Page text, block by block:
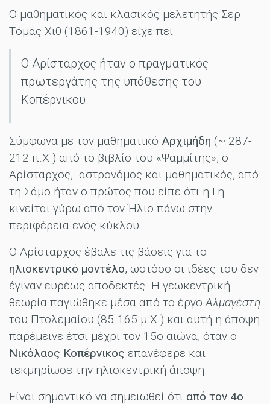
Ο μαθηματικός και κλασικός μελετητής Σερ
Τόμας Χιθ (1861-1940) είχε πει:
Ο Αρίσταρχος ήταν ο πραγματικός
πρωτεργάτης της υπόθεσης του
Κοπέρνικου.
Σύμφωνα με τον μαθηματικό Αρχιμήδη (~ 287-
212 π.Χ.) από το βιβλίο του «Ψαμμίτης», ο
Αρίσταρχος, αστρονόμος και μαθηματικός, από
τη Σάμο ήταν ο πρώτος που είπε ότι η Γη
κινείται γύρω από τον Ήλιο πάνω στην
περιφέρεια ενός κύκλου.
Ο Αρίσταρχος έβαλε τις βάσεις για το
ηλιοκεντρικό μοντέλο, ωστόσο οι ιδέες του δεν
έγιναν ευρέως αποδεκτές. Η γεωκεντρική
θεωρία παγιώθηκε μέσα από το έργοΑλμαγέστη
του Πτολεμαίου (85-165 μ.Χ.) και αυτή η άποψη
παρέμεινε έτσι μέχρι τον 15ο αιώνα, όταν ο
Νικόλαος Κοπέρνικος επανέφερε και
τεκμηρίωσε την ηλιοκεντρική άποψη.
Είναι σημαντικό να σημειωθεί ότι από τον 4ο